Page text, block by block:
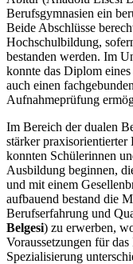
Berufsgymnasien ein
Beide Abschlüsse
Hochschulbildung,
bestanden werden. Im
konnte das Diplom
auch einen
Aufnahmeprüfung
Im Bereich der dualen
stärker
konnten Schülerinnen
Ausbildung beginnen,
und mit einem
aufbauend bestand die
Berufserfahrung und
Belgesi) zu erwerben,
Voraussetzungen für
Spezialisierung